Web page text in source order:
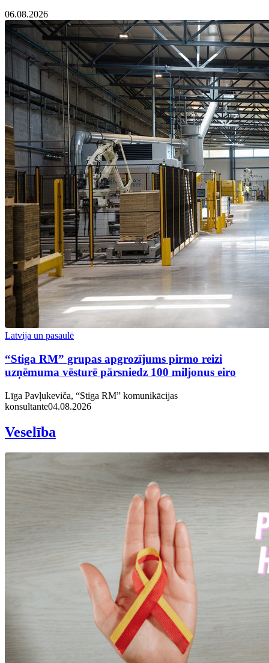
06.08.2026
Latvija un pasaulē
“Stiga RM” grupas apgrozījums pirmo reizi
uzņēmuma vēsturē pārsniedz 100 miljonus eiro
Līga Pavļukeviča, “Stiga RM” komunikācijas
konsultante04.08.2026
Veselība